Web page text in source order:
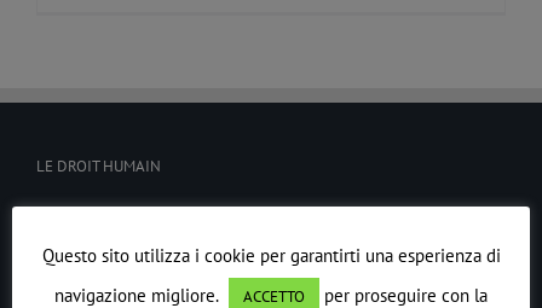
LE DROIT HUMAIN
precedendo lo spirito del suo tempo.
Questo sito utilizza i cookie per garantirti una esperienza di
navigazione migliore.
ACCETTO
per proseguire con la